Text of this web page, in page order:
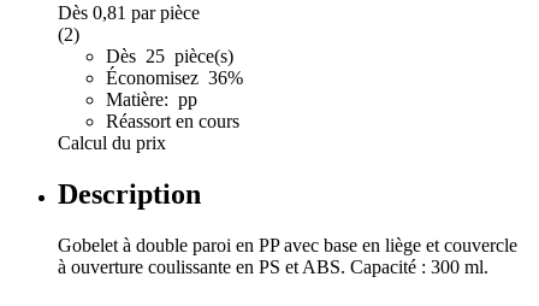
Dès 0,81 par pièce
(2)
Dès 25 pièce(s)
Économisez 36%
Matière: pp
Réassort en cours
Calcul du prix
Description
Gobelet à double paroi en PP avec base en liège et couvercle
à ouverture coulissante en PS et ABS. Capacité : 300 ml.